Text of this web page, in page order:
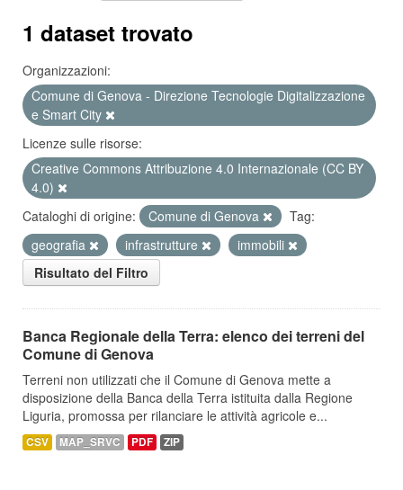
1 dataset trovato
Organizzazioni:
Comune di Genova - Direzione Tecnologie Digitalizzazione
e Smart City
Licenze sulle risorse:
Creative Commons Attribuzione 4.0 Internazionale (CC BY
4.0)
Cataloghi di origine:
Comune di Genova
Tag:
geografia
infrastrutture
immobili
Risultato del Filtro
Banca Regionale della Terra: elenco dei terreni del
Comune di Genova
Terreni non utilizzati che il Comune di Genova mette a
disposizione della Banca della Terra istituita dalla Regione
Liguria, promossa per rilanciare le attività agricole e...
CSV MAP_SRVC PDF ZIP